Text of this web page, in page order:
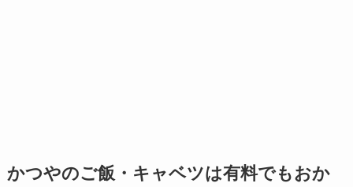
かつやのご飯・キャベツは有料でもおか